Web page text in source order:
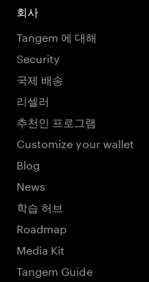
회사
Tangem 에 대해
Security
국제 배송
리셀러
추천인 프로그램
Customize your wallet
Blog
News
학습 허브
Roadmap
Media Kit
Tangem Guide